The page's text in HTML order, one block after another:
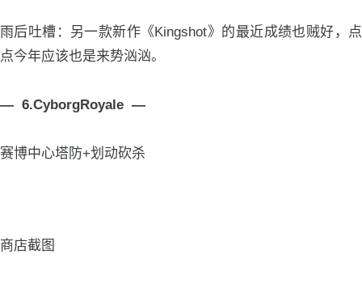
雨后吐槽：另一款新作《Kingshot》的最近成绩也贼好，点
点今年应该也是来势汹汹。
— 6.CyborgRoyale —
赛博中心塔防+划动砍杀
商店截图